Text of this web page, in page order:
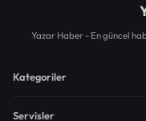
Yazar Haber - En güncel
Kategoriler
Servisler